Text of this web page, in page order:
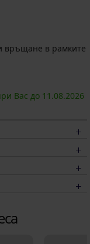
връщане в рамките
Вас до 11.08.2026